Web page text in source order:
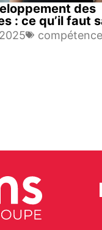
des
: ce qu’il faut